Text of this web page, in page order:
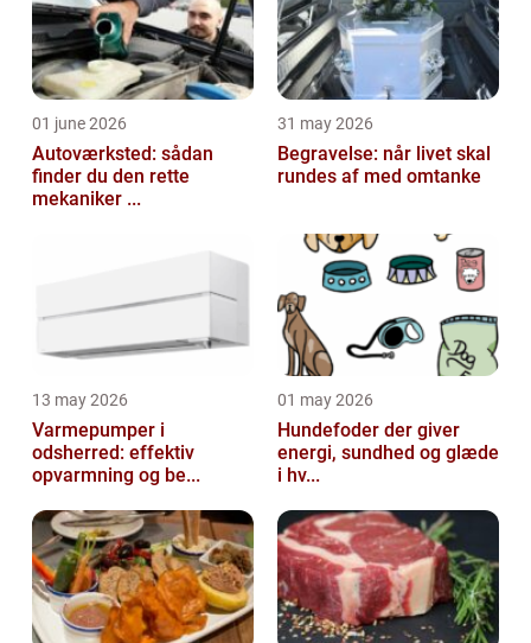
01 june 2026
Autoværksted: sådan
finder du den rette
mekaniker ...
31 may 2026
Begravelse: når livet skal
rundes af med omtanke
13 may 2026
Varmepumper i
odsherred: effektiv
opvarmning og be...
01 may 2026
Hundefoder der giver
energi, sundhed og glæde
i hv...